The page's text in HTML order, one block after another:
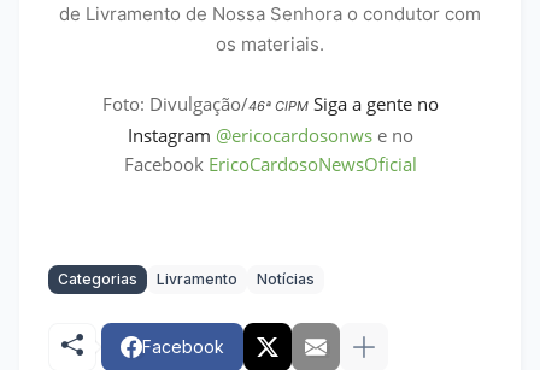
de Livramento de Nossa Senhora o condutor com
os materiais.
Foto: Divulgação/46ª CIPM Siga a gente no
Instagram @ericocardosonws e no
Facebook EricoCardosoNewsOficial
Categorias Livramento Notícias
Facebook